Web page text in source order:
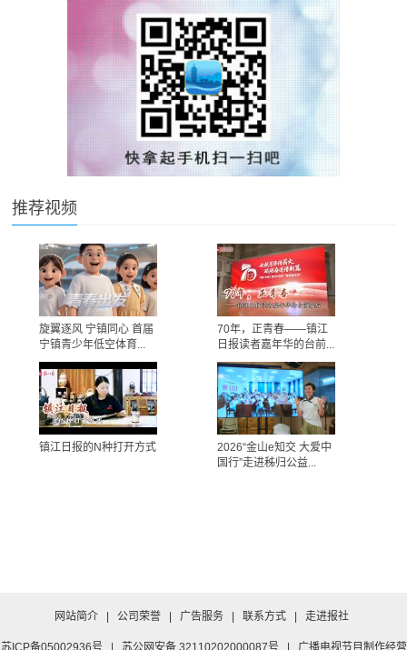
推荐视频
旋翼逐风 宁镇同心 首届
宁镇青少年低空体育...
70年，正青春——镇江
日报读者嘉年华的台前...
镇江日报的N种打开方式
2026“金山e知交 大爱中
国行”走进秭归公益...
网站简介 | 公司荣誉 | 广告服务 | 联系方式 | 走进报社
苏ICP备05002936号 | 苏公网安备 32110202000087号 | 广播电视节目制作经营